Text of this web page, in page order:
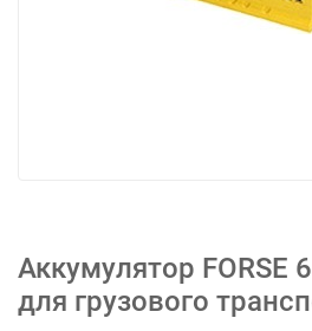
Аккумулятор FORSE
для грузового